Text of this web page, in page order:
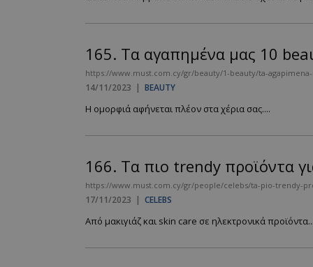
165. Τα αγαπημένα μας 10
https://www.must.com.cy/gr/beauty/1-beauty/ta-
14/11/2023 | BEAUTY
Η ομορφιά αφήνεται πλέον στα χέρια σας....
166. Τα πιο trendy προϊόντα
https://www.must.com.cy/gr/people/celebs/ta-pio-trendy-
17/11/2023 | CELEBS
Από μακιγιάζ και skin care σε ηλεκτρονικά προϊόντα...
__cf_bm
__cf_bm
LangCookie